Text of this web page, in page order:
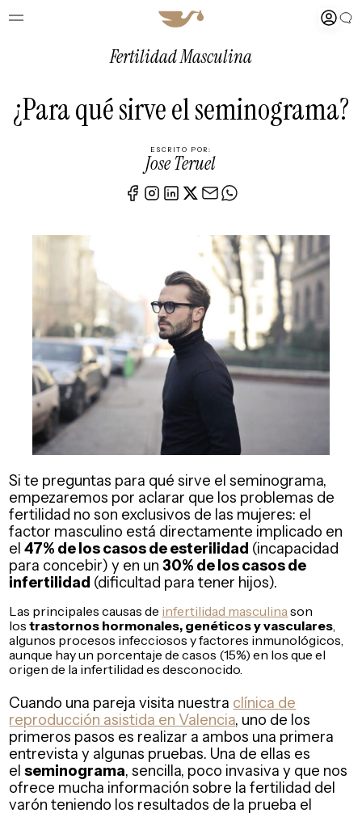
Fertilidad Masculina
¿Para qué sirve el seminograma?
ESCRITO POR:
Jose Teruel
Si te preguntas para qué sirve el seminograma,
empezaremos por aclarar que los problemas de
fertilidad no son exclusivos de las mujeres: el
factor masculino está directamente implicado en
el47% de los casos de esterilidad (incapacidad
para concebir) y en un30% de los casos de
infertilidad (dificultad para tener hijos).
Las principales causas de infertilidad masculina son
lostrastornos hormonales, genéticos y vasculares,
algunos procesos infecciosos y factores inmunológicos,
aunque hay un porcentaje de casos (15%) en los que el
origen de la infertilidad es desconocido.
Cuando una pareja visita nuestra clínica de
reproducción asistida en Valencia, uno de los
primeros pasos es realizar a ambos una primera
entrevista y algunas pruebas. Una de ellas es
elseminograma, sencilla, poco invasiva y que nos
ofrece mucha información sobre la fertilidad del
varón teniendo los resultados de la prueba el